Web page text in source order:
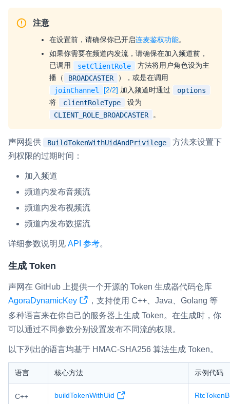
注意
在设置前，请确保你已开启连麦鉴权功能。
如果你需要在频道内发流，请确保在加入频道前，
已调用
setClientRole
方法将用户角色设为主
播（
BROADCASTER
），或是在调用
joinChannel
[2/2] 加入频道时通过
options
将
clientRoleType
设为
CLIENT_ROLE_BROADCASTER
。
声网提供 BuildTokenWithUidAndPrivilege
方法来设置下
列权限的过期时间：
加入频道
频道内发布音频流
频道内发布视频流
频道内发布数据流
详细参数说明见 API 参考。
生成 Token
声网在 GitHub 上提供一个开源的 Token 生成器代码仓库
AgoraDynamicKey
，支持使用 C++、Java、Golang 等
多种语言来在你自己的服务器上生成 Token。在生成时，你
可以通过不同参数分别设置发布不同流的权限。
以下列出的语言均基于 HMAC-SHA256 算法生成 Token。
语言 核心方法 示例代码
C++ buildTokenWithUid